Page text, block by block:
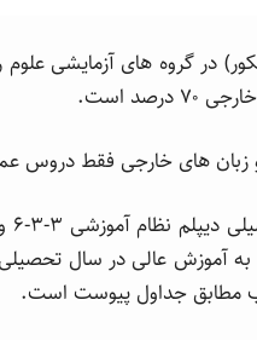
است.
و زبان های خارجی فقط دروس